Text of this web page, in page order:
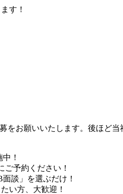
す！
をお願いいたします。後ほど
！
予約ください！
談」を選ぶだけ！
い方、大歓迎！